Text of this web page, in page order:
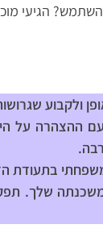
הגיעי
ולקבוע
ההצהרה על
בתעודת
שלך.